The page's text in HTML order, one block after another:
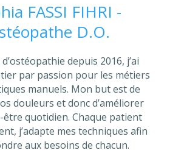
FASSI FIHRI -
D.O.
depuis 2016, j’ai
par passion pour les métiers
manuels. Mon but est de
douleurs et donc d’améliorer
quotidien. Chaque patient
j’adapte mes techniques afin
aux besoins de chacun.